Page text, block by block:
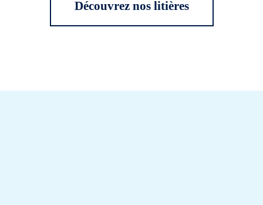
Découvrez nos litières